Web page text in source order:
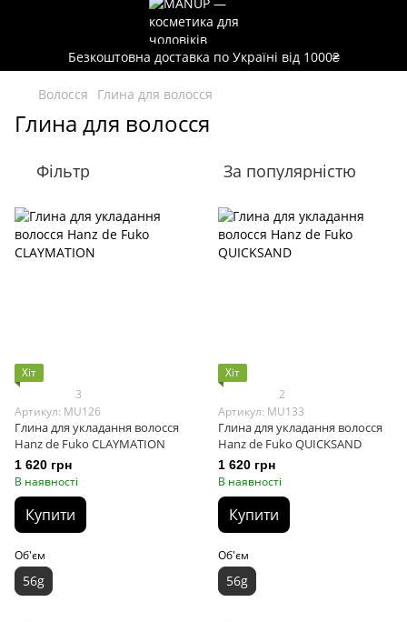
Безкоштовна доставка по Україні від 1000₴
Волосся Глина для волосся
Глина для волосся
Фільтр За популярністю
Хіт
3
Артикул: MU126
Глина для укладання волосся
Hanz de Fuko CLAYMATION
1 620 грн
В наявності
Купити
Об'єм
56g
Хіт
2
Артикул: MU133
Глина для укладання волосся
Hanz de Fuko QUICKSAND
1 620 грн
В наявності
Купити
Об'єм
56g